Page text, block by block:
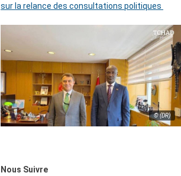
sur la relance des consultations politiques
© (DR)
Nous Suivre